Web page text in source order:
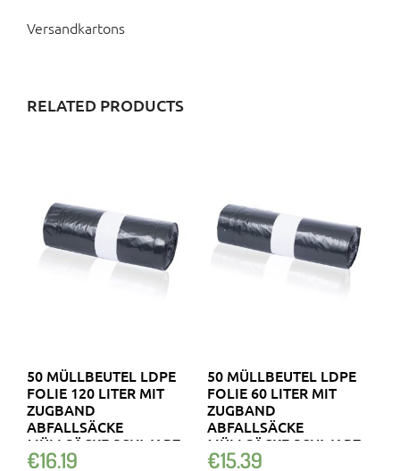
Versandkartons
RELATED PRODUCTS
50 MÜLLBEUTEL LDPE
FOLIE 120 LITER MIT
ZUGBAND
ABFALLSÄCKE
MÜLLSÄCKE SCHWARZ
€16.19
50 MÜLLBEUTEL LDPE
FOLIE 60 LITER MIT
ZUGBAND
ABFALLSÄCKE
MÜLLSÄCKE SCHWARZ
€15.39